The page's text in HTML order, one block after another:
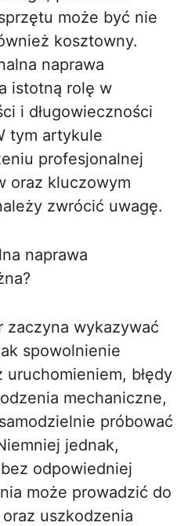
może być nie
kosztowny.
naprawa
istotną rolę w
i długowieczności
tym artykule
profesjonalnej
oraz kluczowym
zwrócić uwagę.
naprawa
zaczyna wykazywać
spowolnienie
uruchomieniem, błędy
mechaniczne,
próbować
jednak,
odpowiedniej
może prowadzić do
uszkodzenia